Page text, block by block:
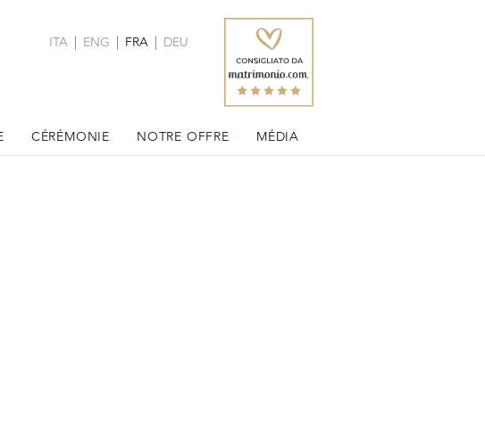
CÉRÉMONIE NOTRE OFFRE MÉDIA
ITA ENG FRA DEU